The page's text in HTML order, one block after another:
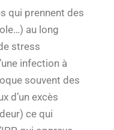
qui prennent des
au long
stress
infection à
souvent des
d’un excès
ce qui